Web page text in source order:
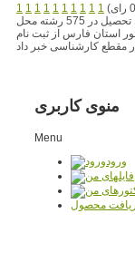
1 1 1 1 1 1 1 1 1 1
رئیس دانشگاه پیام نور استان فارس از ثبت نام داوطلبان تحصیل در 575 رشته محل
استان فارس از ثبت نام
منوی کاربری
Menu
ورود
محصول